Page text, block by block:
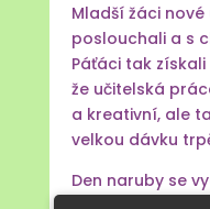
Mladší žáci
poslouchali a s
Páťáci tak
že učitelská
a kreativní, ale
velkou dávku
Den naruby se